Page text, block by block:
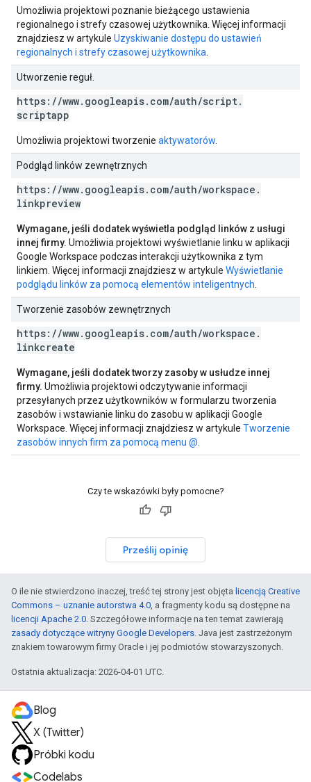
Umożliwia projektowi poznanie bieżącego ustawienia
regionalnego i strefy czasowej użytkownika. Więcej informacji
znajdziesz w artykule Uzyskiwanie dostępu do ustawień
regionalnych i strefy czasowej użytkownika
Utworzenie reguł.
https: //www. googleapis. com/auth/script.
scriptapp
Umożliwia projektowi tworzenie aktywatorów
Podgląd linków zewnętrznych
https: //www. googleapis. com/auth/workspace .
linkpreview
Wymagane, jeśli dodatek wyświetla podgląd linków z usługi
innej firmy. Umożliwia projektowi wyświetlanie linku w aplikacji
Google Workspace podczas interakcji użytkownika z tym
linkiem. Więcej informacji znajdziesz w artykule Wyświetlanie
podglądu linków za pomocą elementów inteligentnych
Tworzenie zasobów zewnętrznych
https: //www. googleapis. com/auth/workspace .
linkcreate
Wymagane, jeśli dodatek tworzy zasoby w usłudze innej
firmy. Umożliwia projektowi odczytywanie informacji
przesyłanych przez użytkowników w formularzu tworzenia
zasobów i wstawianie linku do zasobu w aplikacji Google
Workspace. Więcej informacji znajdziesz w artykule Tworzenie
zasobów innych firm za pomocą menu @
Czy te wskazówki były pomocne?
Prześlij opinię
O ile nie stwierdzono inaczej, treść tej strony jest objęta licencją Creative
Commons – uznanie autorstwa 4.0, a fragmenty kodu są dostępne na
licencji Apache 2.0. Szczegółowe informacje na ten temat zawierają
zasady dotyczące witryny Google Developers. Java jest zastrzeżonym
znakiem towarowym firmy Oracle i jej podmiotów stowarzyszonych.
Ostatnia aktualizacja: 2026-04-01 UTC.
Blog
X (Twitter)
Próbki kodu
Codelabs